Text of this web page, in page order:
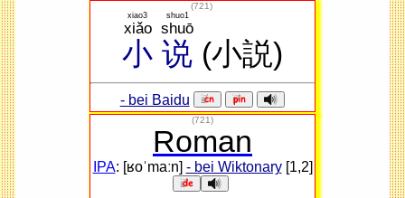
(721)
小
xiǎo
xiao3
说
shuō
shuo1
(小説)
- bei Baidu
(721)
Roman
IPA: [ʁoˈmaːn] - bei Wiktonary[1,2]